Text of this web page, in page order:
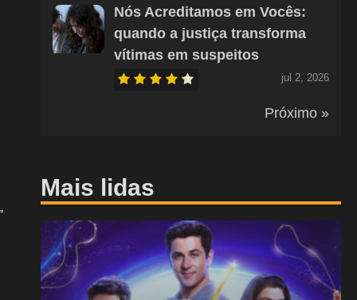
Nós Acreditamos em Vocês:
quando a justiça transforma
vítimas em suspeitos
jul 2, 2026
Próximo »
Mais lidas